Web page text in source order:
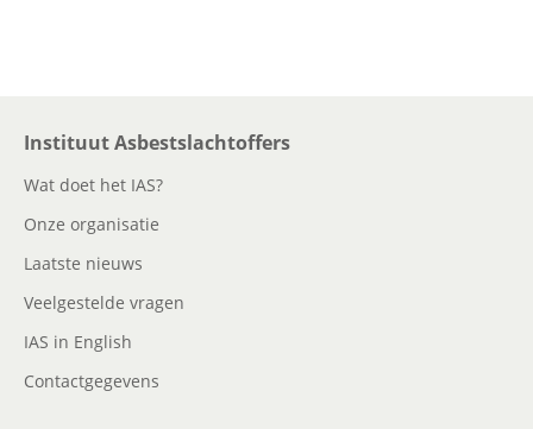
Instituut Asbestslachtoffers
Wat doet het IAS?
Onze organisatie
Laatste nieuws
Veelgestelde vragen
IAS in English
Contactgegevens